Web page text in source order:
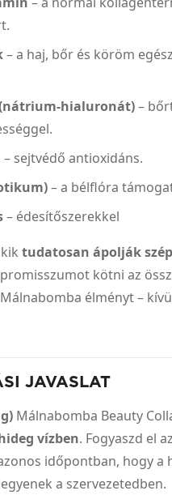
– a haj, bőr és köröm
hialuronát)–
– sejtvédő antioxidáns.
– a bélflóra
– édesítőszerekkel
tudatosan ápolják
kötni az
élményt –
JAVASLAT
Málnabomba Beauty
vízben. Fogyaszd el
időpontban, hogy a
a szervezetedben.